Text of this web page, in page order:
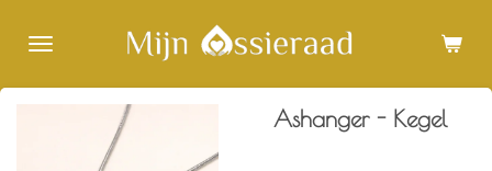
direct
de
hoofdinhoud
Ashanger - Kegel